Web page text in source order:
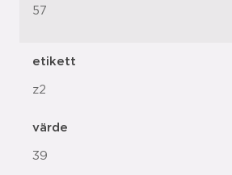
57
etikett
z2
värde
39